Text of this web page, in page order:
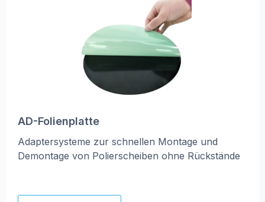
AD-Folienplatte
Adaptersysteme zur schnellen Montage und
Demontage von Polierscheiben ohne Rückstände